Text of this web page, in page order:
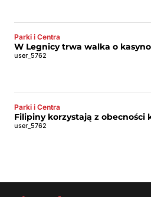
Parki i Centra
W Legnicy trwa walka o kasyno
user_5762
Parki i Centra
Filipiny korzystają z obecności
user_5762